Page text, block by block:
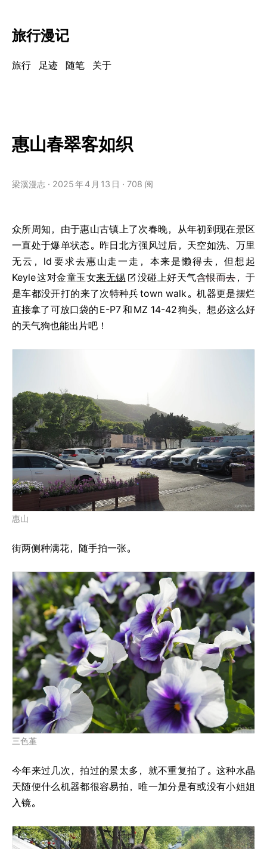
旅行漫记
旅行 足迹 随笔 关于
惠山春翠客如织
梁溪漫志 2025年4 月 13 日 708 阅
众所周知，由于惠山古镇上了次春晚，从年初到现在景区
一直处于爆单状态。昨日北方强风过后，天空如洗、万里
无云，ld 要求去惠山走一走，本来是懒得去，但想起
Keyle这对金童玉女来无锡 没碰上好天气含恨而去，于
是车都没开打的来了次特种兵town walk。机器更是摆烂
直接拿了可放口袋的 E-P7和 MZ 14-42狗头，想必这么好
的天气狗也能出片吧！
惠山
街两侧种满花，随手拍一张。
三色堇
今年来过几次，拍过的景太多，就不重复拍了。这种水晶
天随便什么机器都很容易拍，唯一加分是有或没有小姐姐
入镜。